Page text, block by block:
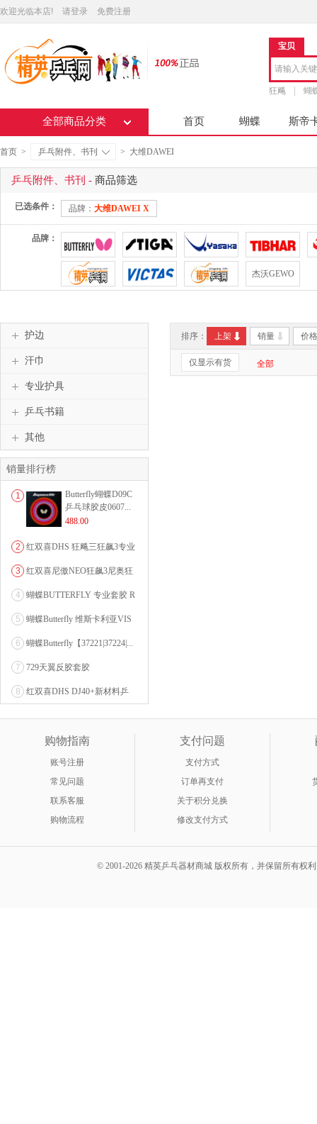
欢迎光临本店! 请登录 免费注册
宝贝
狂飚 蝴
全部商品分类 首页 蝴蝶 斯帝
首页 > 乒乓附件、书刊 > 大维DAWEI
乒乓附件、书刊 - 商品筛选
已选条件： 品牌： 大维DAWEI X
品牌：
杰沃GEWO
排序： 上架 销量 价格
仅显示有货 全部
护边
汗巾
专业护具
乒乓书籍
其他
销量排行榜
1
Butterfly蝴蝶D09C
乒乓球胶皮0607...
488.00
2
红双喜DHS 狂飚三狂飙3专业
3
红双喜尼傲NEO狂飙3尼奥狂
4
蝴蝶BUTTERFLY 专业套胶 R
5
蝴蝶Butterfly 维斯卡利亚VIS
6
蝴蝶Butterfly【37221|37224|...
7 729天翼反胶套胶
8
红双喜DHS DJ40+新材料乒
乓球 WTT系列...
购物指南
账号注册
常见问题
联系客服
购物流程
支付问题
支付方式
订单再支付
关于积分兑换
修改支付方式
© 2001-2026 精英乒乓器材商城 版权所有，并保留所有权